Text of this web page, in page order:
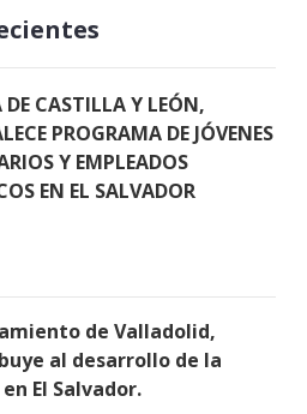
DE CASTILLA Y LEÓN,
PROGRAMA DE JÓVENES
Y EMPLEADOS
EN EL SALVADOR
de Valladolid,
al desarrollo de la
El Salvador.